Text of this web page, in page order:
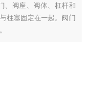
阀座、阀体、杠杆和
柱塞固定在一起。阀门